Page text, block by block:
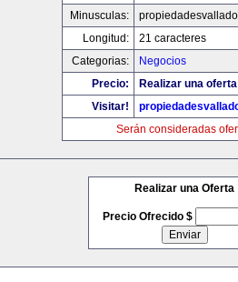
Minusculas:
Longitud:
21 caracteres
Categorias:
Negocios
Precio:
Realizar una
Visitar!
Serán consideradas
Realizar una Oferta
Precio Ofrecido $